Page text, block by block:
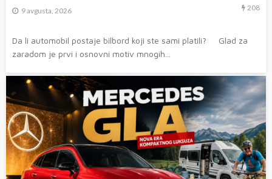
9 avgusta, 2026 208
Da li automobil postaje bilbord koji ste sami platili? Glad za
zaradom je prvi i osnovni motiv mnogih...